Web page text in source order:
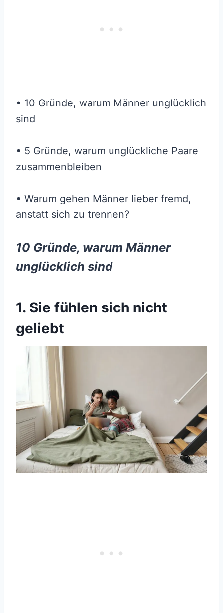
• 10 Gründe, warum Männer unglücklich
sind
• 5 Gründe, warum unglückliche Paare
zusammenbleiben
• Warum gehen Männer lieber fremd,
anstatt sich zu trennen?
10 Gründe, warum Männer
unglücklich sind
1. Sie fühlen sich nicht
geliebt